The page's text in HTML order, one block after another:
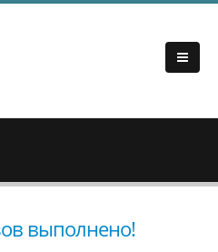
выполнено!